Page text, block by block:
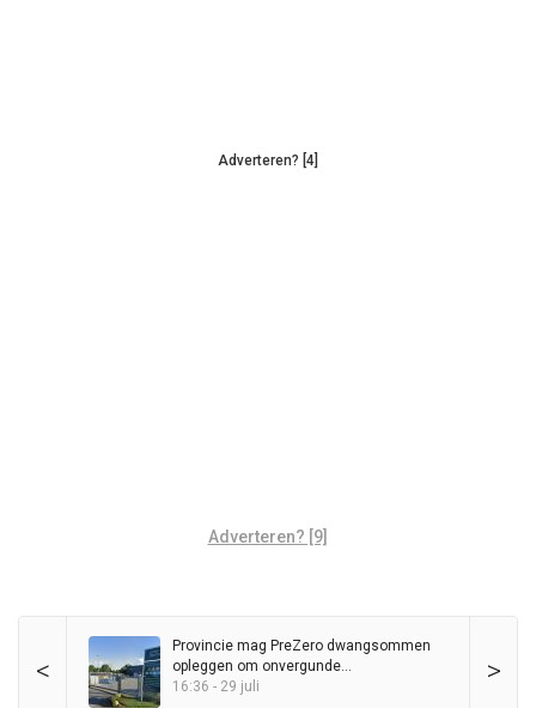
Adverteren? [4]
Adverteren? [9]
< >
Provincie mag PreZero dwangsommen
opleggen om onvergunde
sorteerinstallatie
16:36 - 29 juli